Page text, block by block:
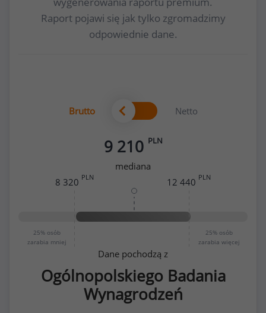
Raport pojawi się jak tylko zgromadzimy
odpowiednie dane.
Brutto Netto
9 210 PLN
mediana
25% osób
zarabia mniej
25% osób
zarabia więcej
8 320 PLN 12 440 PLN
Dane pochodzą z
Ogólnopolskiego Badania
Wynagrodzeń